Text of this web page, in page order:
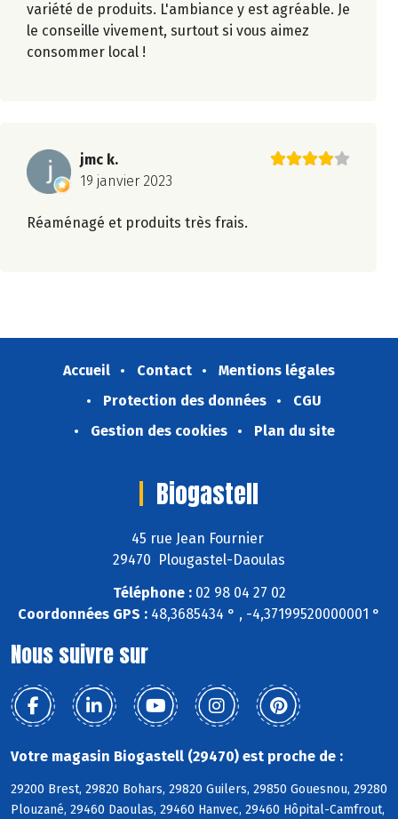
variété de produits. L'ambiance y est agréable. Je
le conseille vivement, surtout si vous aimez
consommer local !
jmc k.
19 janvier 2023
Réaménagé et produits très frais.
Accueil Contact
Mentions légales
Protection des données
CGU
Gestion des cookies
Plan du site
Biogastell
45 rue Jean Fournier
29470 Plougastel-Daoulas
Téléphone :02 98 04 27 02
Coordonnées GPS : 48,3685434 ° , -4,37199520000001 °
Nous suivre sur
Votre magasin Biogastell (29470) est proche de :
29200 Brest, 29820 Bohars, 29820 Guilers, 29850 Gouesnou, 29280
Plouzané, 29460 Daoulas, 29460 Hanvec, 29460 Hôpital-Camfrout,